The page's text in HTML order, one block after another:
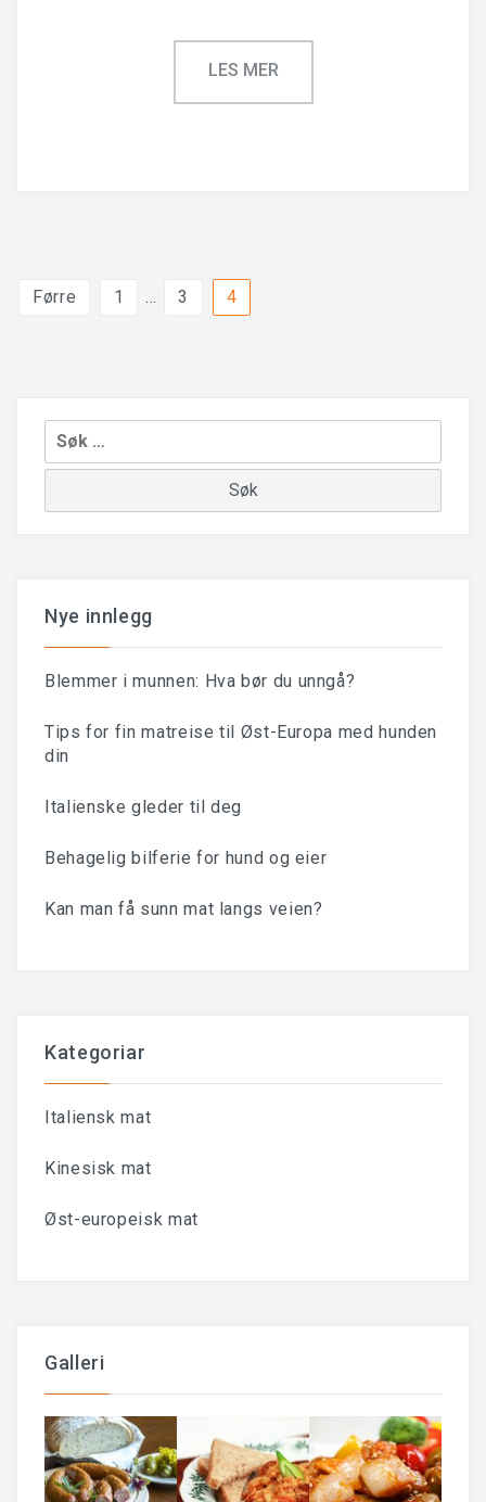
Posts
Førre 1 … 3 4
Leit
etter:
Nye innlegg
Blemmer i munnen: Hva bør du unngå?
Tips for fin matreise til Øst-Europa med hunden
din
Italienske gleder til deg
Behagelig bilferie for hund og eier
Kan man få sunn mat langs veien?
Kategoriar
Italiensk mat
Kinesisk mat
Øst-europeisk mat
Galleri